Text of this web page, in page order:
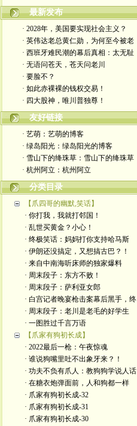
最新发布
· 2028年，美国要实现社会主义？
· 英伟达老总黄仁勋，为何至今被老
· 西班牙难民潮的幕后真相：太无耻
· 无语问苍天，苍天问老川
· 要脸不？
· 如此赤裸裸的钱权交易！
· 四大股神，唯川普独尊！
友好链接
· 艺萌：艺萌的博客
· 绿岛阳光：绿岛阳光的博客
· 雪山下的绛珠草：雪山下的绛珠草
· 杭州阿立：杭州阿立
分类目录
【爪四哥的幽默,笑话】
· 你打我，我就打邻国！
· 乱世买黄金？小心！
· 终极笑话：妈妈打你支持哈马斯
· 伊朗还没搞定，又想搞古巴？！
· 来自中南海听床师的独家爆料
· 周末段子：东方不败！
· 周末段子：萨利亚女郎
· 白宫记者晚宴枪击案幕后黑手，终
· 周末段子：老川是老毛的好学生
· 一图胜过千言万语
【爪家有狗初长成】
· 2022最后一枪：午夜惊魂
· 谁说狗嘴里吐不出象牙来？！
· 功夫不负有爪人：教狗狗学说人话
· 在糖衣炮弹面前，人和狗都一样
· 爪家有狗初长成-32
· 爪家有狗初长成-31
· 爪家有狗初长成-30